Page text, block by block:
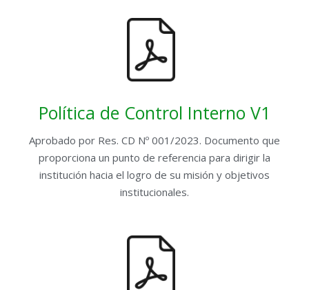
Política de Control Interno V1
Aprobado por Res. CD Nº 001/2023. Documento que
proporciona un punto de referencia para dirigir la
institución hacia el logro de su misión y objetivos
institucionales.